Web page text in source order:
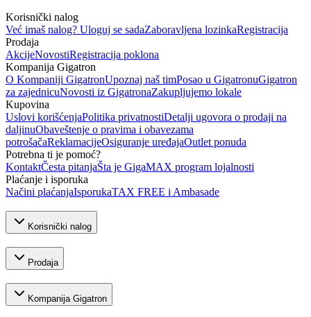
Korisnički nalog
Već imaš nalog? Uloguj se sadaZaboravljena lozinkaRegistracija
Prodaja
AkcijeNovostiRegistracija poklona
Kompanija Gigatron
O Kompaniji GigatronUpoznaj naš timPosao u GigatronuGigatron
za zajednicuNovosti iz GigatronaZakupljujemo lokale
Kupovina
Uslovi korišćenjaPolitika privatnostiDetalji ugovora o prodaji na
daljinuObaveštenje o pravima i obavezama
potrošačaReklamacijeOsiguranje uređajaOutlet ponuda
Potrebna ti je pomoć?
KontaktČesta pitanjaŠta je GigaMAX program lojalnosti
Plaćanje i isporuka
Načini plaćanjaIsporukaTAX FREE i Ambasade
Korisnički nalog
Prodaja
Kompanija Gigatron